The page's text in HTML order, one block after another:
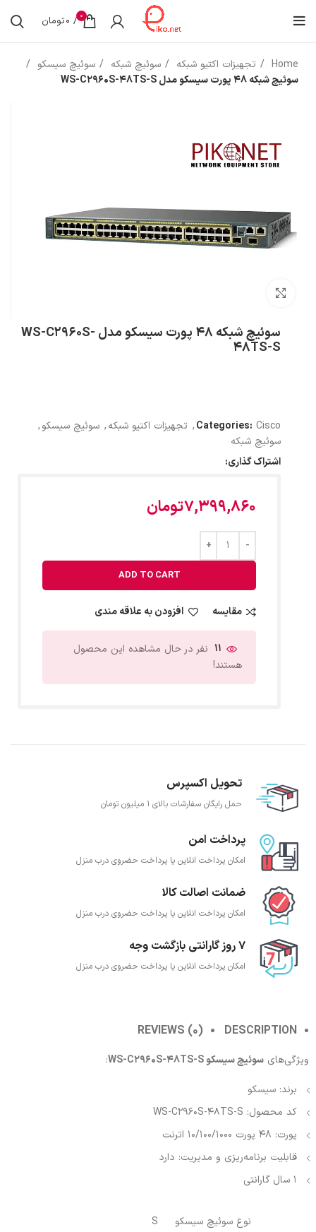
0
/
0تومان
Home تجهیزات اکتیو شبکه سوئیچ شبکه
سوئیچ سیسکو
سوئیچ شبکه 48 پورت سیسکو مدل WS-C2960S-48TS-S
سوئیچ شبکه 48 پورت سیسکو مدل WS-C2960S-
48TS-S
Categories: Cisco
, تجهیزات اکتیو شبکه, سوئیچ سیسکو,
سوئیچ شبکه
اشتراک گذاری:
7,399,860تومان
ADD TO CART
مقایسه افزودن به علاقه مندی
11 نفر در حال مشاهده این محصول
هستند!
تحویل اکسپرس
حمل رایگان سفارشات بالای 1 میلیون تومان
پرداخت امن
امکان پرداخت انلاین یا پرداخت حضروی درب منزل
ضمانت اصالت کالا
امکان پرداخت انلاین یا پرداخت حضروی درب منزل
7 روز گارانتی بازگشت وجه
امکان پرداخت انلاین یا پرداخت حضروی درب منزل
DESCRIPTION
REVIEWS (0)
ویژگی‌های سوئیچ سیسکو WS-C2960S-48TS-S
:
برند: سیسکو
کد محصول: WS-C2960S-48TS-S
پورت: 48 پورت 10/100/1000 اترنت
قابلیت برنامه‌ریزی و مدیریت: دارد
1 سال گارانتی
نوع سوئیچ سیسکو S